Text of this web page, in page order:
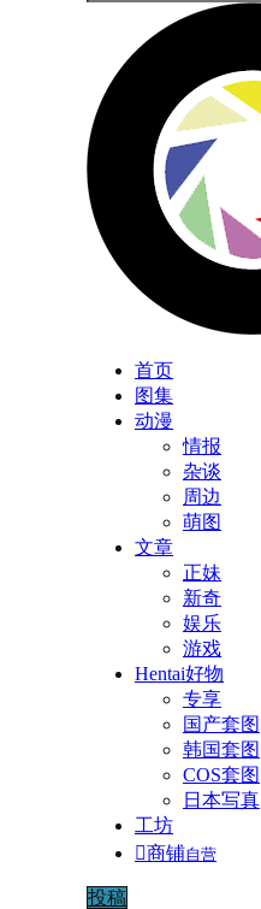
首页
图集
动漫
情报
杂谈
周边
萌图
文章
正妹
新奇
娱乐
游戏
Hentai好物
专享
国产套图
韩国套图
COS套图
日本写真
工坊
商铺自营
投稿